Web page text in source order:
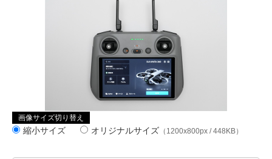
画像サイズ切り替え
縮小サイズ オリジナルサイズ （1200x800px / 448KB）